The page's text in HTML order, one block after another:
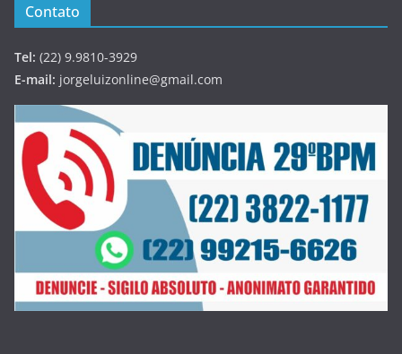
Contato
Tel: (22) 9.9810-3929
E-mail: jorgeluizonline@gmail.com